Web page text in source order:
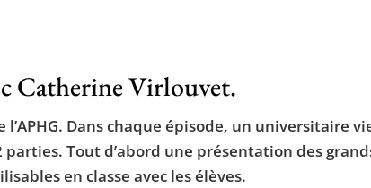
Catherine Virlouvet.
l’APHG. Dans chaque épisode, un universitaire
parties. Tout d’abord une présentation des
en classe avec les élèves.